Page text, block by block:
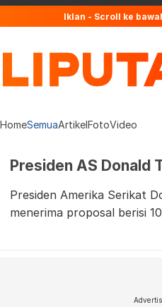
Iklan - Scroll ke
HomeSemuaArtikelFotoVideo
Presiden AS Donald
Presiden Amerika Serikat
menerima proposal berisi